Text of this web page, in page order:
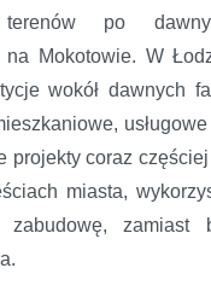
po
na Mokotowie. W
wokół dawnych
projekty coraz
miasta,
zabudowę, zamiast